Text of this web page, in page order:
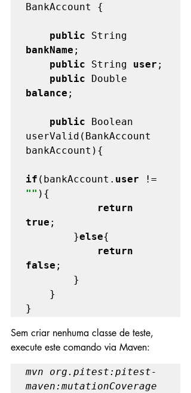
BankAccount {
public
bankName ;
public String user ;
public
balance ;
public Boolean
userValid(BankAccount
bankAccount){
if (bankAccount. user
"" ){
return
true ;
        }
else{
return
false ;
}
Sem criar nenhuma classe de teste,
execute este comando via Maven:
mvn org.pitest:pitest-
maven:mutationCoverage